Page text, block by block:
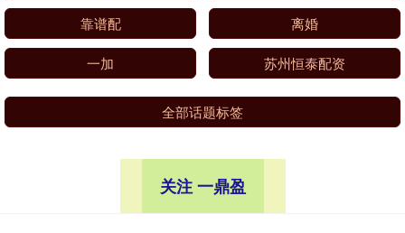
靠谱配 离婚
一加 苏州恒泰配资
全部话题标签
关注 一鼎盈